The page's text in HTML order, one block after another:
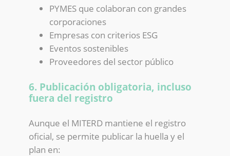
PYMES que colaboran con grandes
corporaciones
Empresas con criterios ESG
Eventos sostenibles
Proveedores del sector público
6. Publicación obligatoria, incluso
fuera del registro
Aunque el MITERD mantiene el registro
oficial, se permite publicar la huella y el
plan en: